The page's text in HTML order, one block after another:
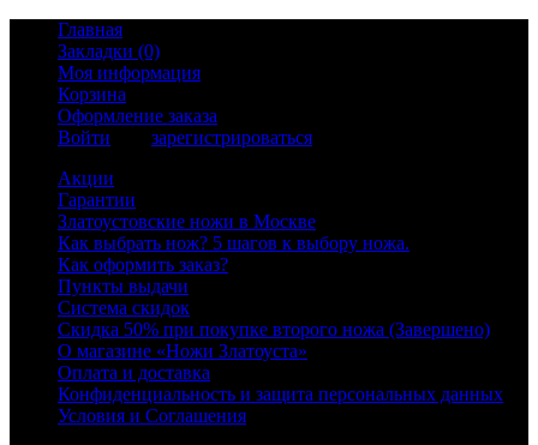
Главная
Закладки (0)
Моя информация
Корзина
Оформление заказа
Войти
зарегистрироваться
Акции
Гарантии
Златоустовские ножи в Москве
Как выбрать нож? 5 шагов к выбору ножа.
Как оформить заказ?
Пункты выдачи
Система скидок
Скидка 50% при покупке второго ножа (Завершено)
О магазине «Ножи Златоуста»
Оплата и доставка
Конфиденциальность и защита персональных данных
Условия и Соглашения